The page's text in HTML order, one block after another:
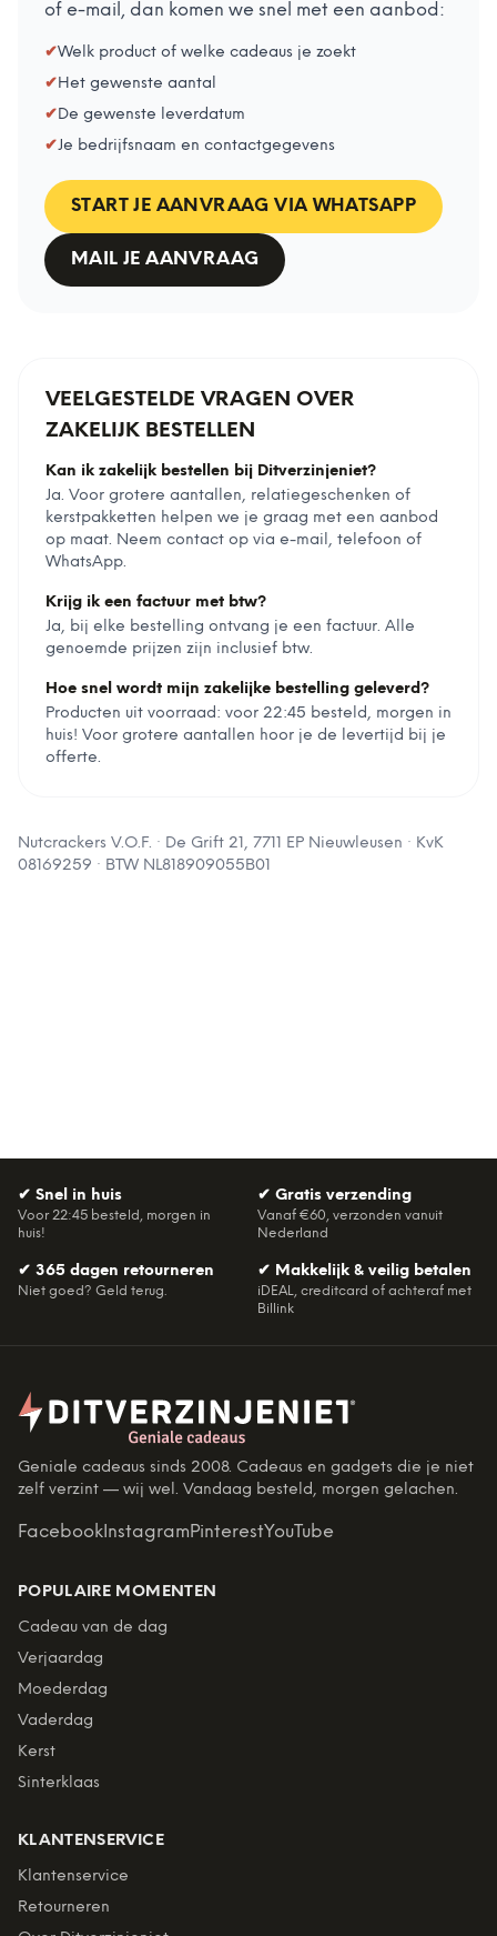
of e-mail, dan komen we snel met een aanbod:
✔Welk product of welke cadeaus je zoekt
✔Het gewenste aantal
✔De gewenste leverdatum
✔Je bedrijfsnaam en contactgegevens
START JE AANVRAAG VIA WHATSAPP
MAIL JE AANVRAAG
VEELGESTELDE VRAGEN OVER
ZAKELIJK BESTELLEN
Kan ik zakelijk bestellen bij Ditverzinjeniet?
Ja. Voor grotere aantallen, relatiegeschenken of
kerstpakketten helpen we je graag met een aanbod
op maat. Neem contact op via e-mail, telefoon of
WhatsApp.
Krijg ik een factuur met btw?
Ja, bij elke bestelling ontvang je een factuur. Alle
genoemde prijzen zijn inclusief btw.
Hoe snel wordt mijn zakelijke bestelling geleverd?
Producten uit voorraad: voor 22:45 besteld, morgen in
huis! Voor grotere aantallen hoor je de levertijd bij je
offerte.
Nutcrackers V.O.F. · De Grift 21, 7711 EP Nieuwleusen · KvK
08169259 · BTW NL818909055B01
✔ Snel in huis
Voor 22:45 besteld, morgen in
huis!
✔ Gratis verzending
Vanaf €60, verzonden vanuit
Nederland
✔ 365 dagen retourneren
Niet goed? Geld terug.
✔ Makkelijk & veilig betalen
iDEAL, creditcard of achteraf met
Billink
Geniale cadeaus sinds 2008. Cadeaus en gadgets die je niet
zelf verzint — wij wel. Vandaag besteld, morgen gelachen.
Facebook InstagramPinterestYouTube
POPULAIRE MOMENTEN
Cadeau van de dag
Verjaardag
Moederdag
Vaderdag
Kerst
Sinterklaas
KLANTENSERVICE
Klantenservice
Retourneren